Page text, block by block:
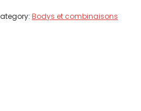
Bodys et combinaisons